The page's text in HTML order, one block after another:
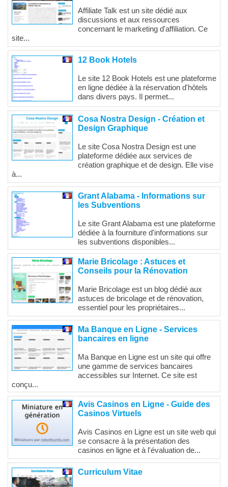
Affiliate Talk est un site dédié aux
discussions et aux ressources
concernant le marketing d'affiliation. Ce
site...
12 Book Hotels
Le site 12 Book Hotels est une plateforme
en ligne dédiée à la réservation d'hôtels
dans divers pays. Il permet...
Cosa Nostra Design - Création et
Design Graphique
Le site Cosa Nostra Design est une
plateforme dédiée aux services de
création graphique et de design. Elle vise
à...
Grant Alabama - Informations sur
les Subventions
Le site Grant Alabama est une plateforme
dédiée à la fourniture d'informations sur
les subventions disponibles...
Marie Bricolage : Astuces et
Conseils pour la Rénovation
Marie Bricolage est un blog dédié aux
astuces de bricolage et de rénovation,
essentiel pour les propriétaires...
Ma Banque en Ligne - Services
bancaires en ligne
Ma Banque en Ligne est un site qui offre
une gamme de services bancaires
accessibles sur Internet. Ce site est
conçu...
Avis Casinos en Ligne - Guide des
Casinos Virtuels
Avis Casinos en Ligne est un site web qui
se consacre à la présentation des
casinos en ligne et à l'évaluation de...
Curriculum Vitae